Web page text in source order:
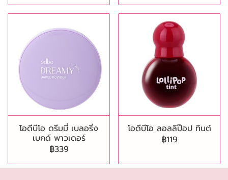
โอดีบีโอ ดรีมมี่ เบลอริ่ง
เบคด์ พาวเดอร์
฿339
โอดีบีโอ ลอลลิป๊อป ทินต์
฿119